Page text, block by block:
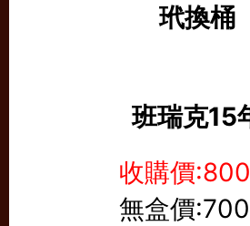
班瑞克15
收購價
無盒價